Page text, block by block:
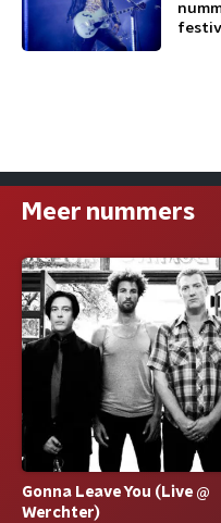
Meer nummers
Gonna Leave You (Live @
Werchter)